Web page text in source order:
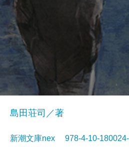
島田荘司／著
新潮文庫nex 978-4-10-